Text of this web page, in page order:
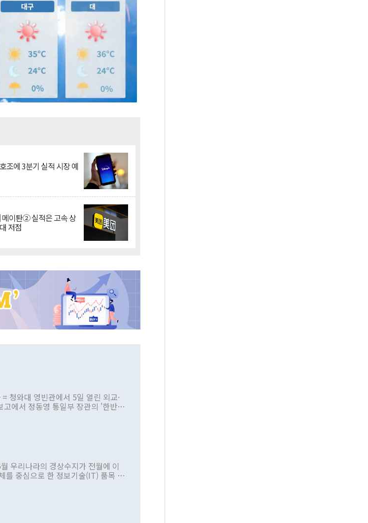
조에 3분기 실적 시장 예
메이퇀② 실적은 고속 상
저점
청와대 영빈관에서 5일 열린 외교·
에서 정동영 통일부 장관의 '한반도
사안을 정책으로 추진하겠다고 공
라는 비판을 내놨다. 그동안 정 장
적은 여러 번 있지만 대통령과 유
을 표명한 것은 이례적이다. 정 장
해야 한다는 목소리도 높아지고 있
우리나라의 경상수지가 전월에 이
를 중심으로 한 정보기술(IT) 품목 수